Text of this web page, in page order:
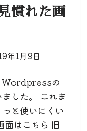
慣れた画
年1月9日
Wordpressの
した。 これま
と使いにくい
面はこちら 旧